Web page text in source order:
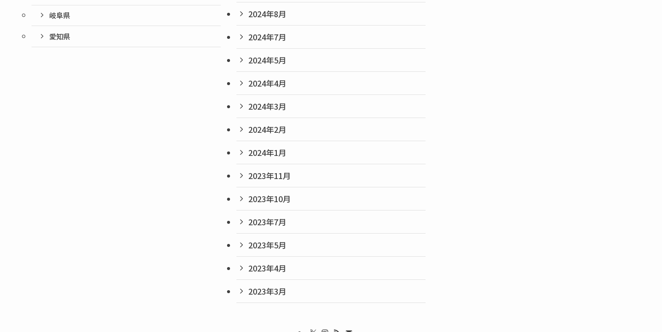
岐阜県
愛知県
2024年8月
2024年7月
2024年5月
2024年4月
2024年3月
2024年2月
2024年1月
2023年11月
2023年10月
2023年7月
2023年5月
2023年4月
2023年3月